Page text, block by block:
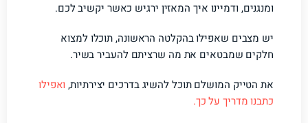
ומנגנים, ודמיינו איך המאזין ירגיש כאשר יקשיב לכם.
יש מצבים שאפילו בהקלטה הראשונה, תוכלו למצוא
חלקים שמבטאים את מה שרציתם להעביר בשיר.
את הטייק המושלם תוכל להשיג בדרכים יצירתיות, ואפילו
כתבנו מדריך על כך.